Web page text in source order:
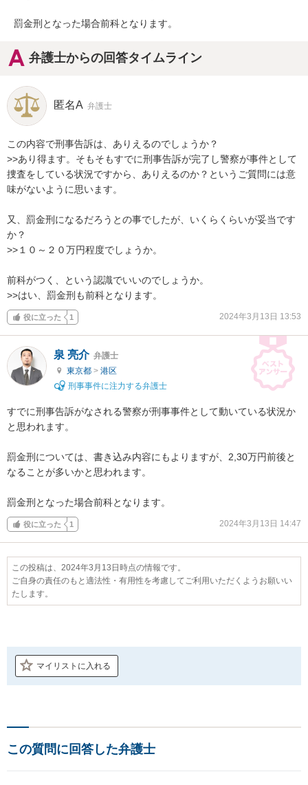
罰金刑となった場合前科となります。
弁護士からの回答タイムライン
匿名A 弁護士
この内容で刑事告訴は、ありえるのでしょうか？
>>あり得ます。そもそもすでに刑事告訴が完了し警察が事件として
捜査をしている状況ですから、ありえるのか？というご質問には意
味がないように思います。
又、罰金刑になるだろうとの事でしたが、いくらくらいが妥当です
か？
>>１０～２０万円程度でしょうか。
前科がつく、という認識でいいのでしょうか。
>>はい、罰金刑も前科となります。
役に立った 1 2024年3月13日 13:53
泉 亮介 弁護士
東京都 > 港区
刑事事件に注力する弁護士
すでに刑事告訴がなされる警察が刑事事件として動いている状況か
と思われます。
罰金刑については、書き込み内容にもよりますが、2,30万円前後と
なることが多いかと思われます。
罰金刑となった場合前科となります。
役に立った 1 2024年3月13日 14:47
この投稿は、2024年3月13日時点の情報です。
ご自身の責任のもと適法性・有用性を考慮してご利用いただくようお願いい
たします。
マイリストに入れる
この質問に回答した弁護士